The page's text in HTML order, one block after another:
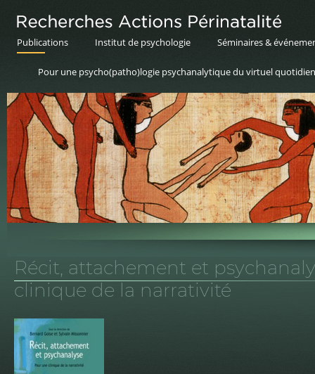
Publications Institut de psychologie Séminaires &
Pour une psycho(patho)logie psychanalytique du virtuel quotidien
Récit, attachement et
clinique de la narrativité